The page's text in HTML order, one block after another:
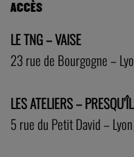
ACCÈS
LE TNG – VAISE
23 rue de Bourgogne –
LES ATELIERS –
5 rue du Petit David –